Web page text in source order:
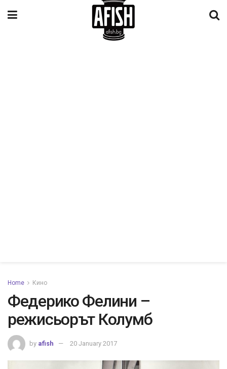
Home Кино
Федерико Фелини –
режисьорът Колумб
by afish 20 January 2017